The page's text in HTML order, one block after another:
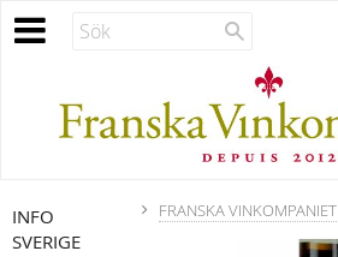
FRANSKA VINKOMPANIET
INFO
SVERIGE